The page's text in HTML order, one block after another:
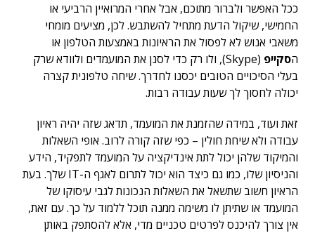
ככל האפשר ולברור מתוכם, אבל אחרי המרואיין הרביעי או
החמישי, שיקול הדעת מתחיל להשתבש. לכן, מציעים מומחי
משאבי אנוש לא לפסול את הראיונות באמצעות הטלפון או
הסקייפ
(Skype), ולו רק כדי לסנן את המועמדים ולוודא שרק
בעלי הסיכויים הטובים יכסנו לחדרך. שיחה טלפונית קצרה
יכולה לחסוך לך שעות עבודה רבות.
זאת ועוד, במידה שהזמנת את המועמד, תדאג שזה יהיה ראיון
עבודה ולא שיחת חולין – כפי שזה קורה לרוב. אופי השאלות
והמיקוד שלהן יכול לתת אינדיקציה על המועמד לתפקיד, הידע
והניסיון שלו, כמו גם כיצד הוא יכול לתרום לאגף ה-IT שלך. בעת
הראיון חשוב שתשאל את השאלות הנכונות לגבי עיסוקו של
המועמד או שתיתן לו משימה ממנה תוכל ללמוד על כך. עם זאת,
אין צורך להיכנס לפרטים טכניים מדי, אלא להסתפק באותן